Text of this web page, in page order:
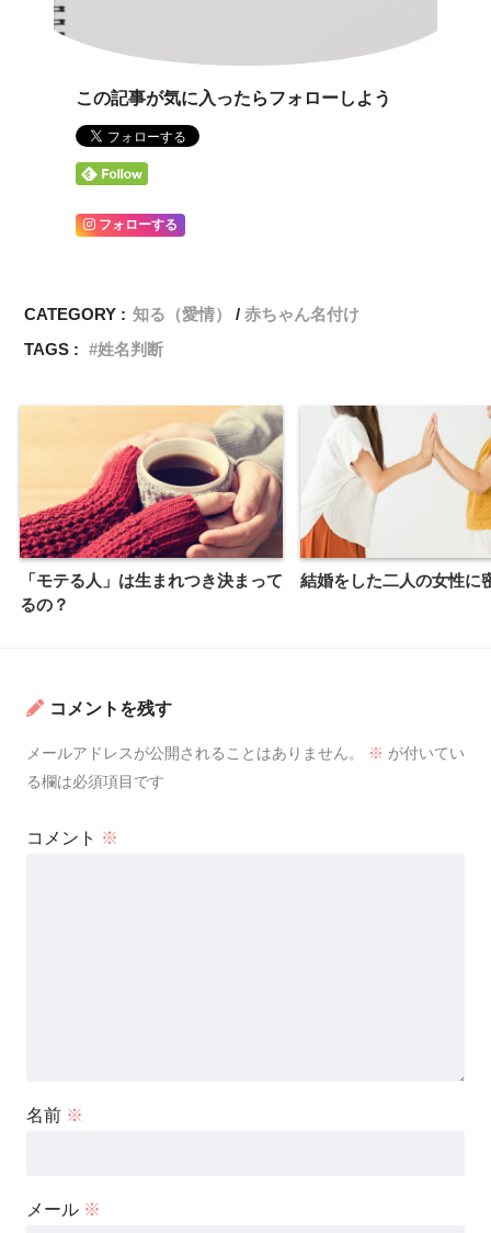
この記事が気に入ったらフォローしよう
フォローする
CATEGORY : 知る（愛情）
赤ちゃん名付け
TAGS :
姓名判断
「モテる人」は生まれつき決まって
るの？
結婚をした二人の女性に
コメントを残す
メールアドレスが公開されることはありません。 ※ が付いてい
る欄は必須項目です
コメント ※
名前 ※
メール ※